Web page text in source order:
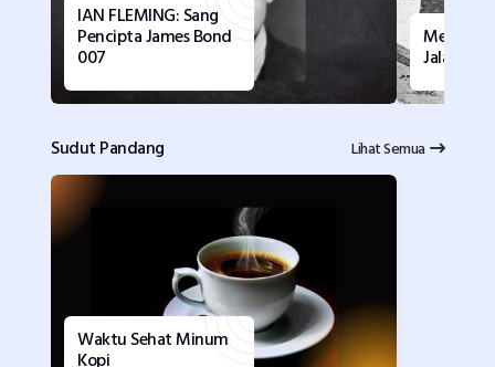
IAN FLEMING: Sang
Pencipta James Bond
007
Sudut Pandang Lihat Semua
Waktu Sehat Minum
Kopi